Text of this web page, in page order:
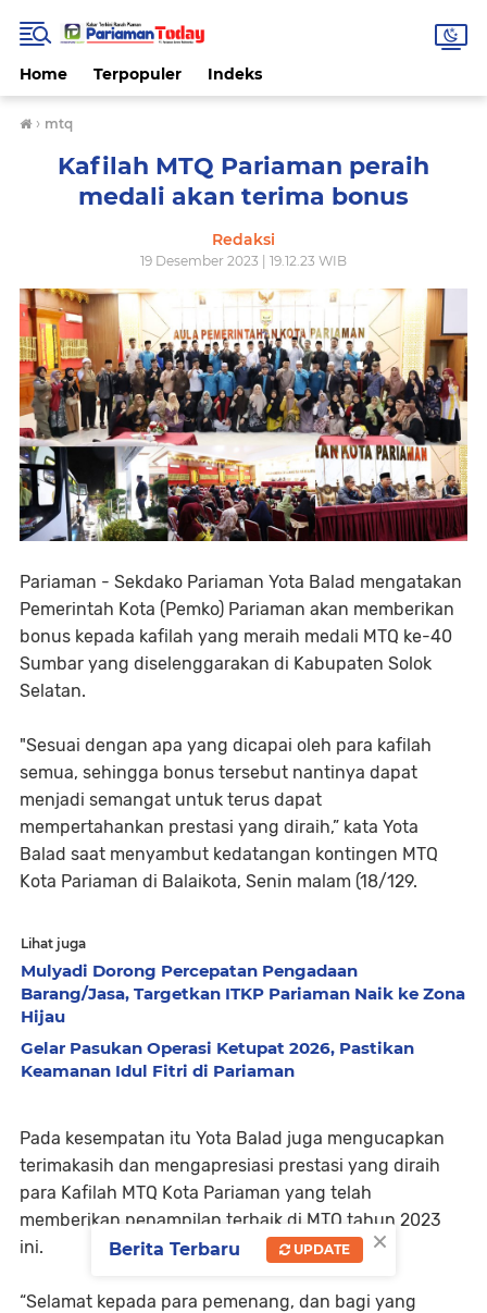
Home Terpopuler Indeks
› mtq
Kafilah MTQ Pariaman peraih
medali akan terima bonus
Redaksi
19 Desember 2023 | 19.12.23 WIB
Pariaman - Sekdako Pariaman Yota Balad mengatakan
Pemerintah Kota (Pemko) Pariaman akan memberikan
bonus kepada kafilah yang meraih medali MTQ ke-40
Sumbar yang diselenggarakan di Kabupaten Solok
Selatan.
"Sesuai dengan apa yang dicapai oleh para kafilah
semua, sehingga bonus tersebut nantinya dapat
menjadi semangat untuk terus dapat
mempertahankan prestasi yang diraih,” kata Yota
Balad saat menyambut kedatangan kontingen MTQ
Kota Pariaman di Balaikota, Senin malam (18/129.
Lihat juga
Mulyadi Dorong Percepatan Pengadaan
Barang/Jasa, Targetkan ITKP Pariaman Naik ke Zona
Hijau
Gelar Pasukan Operasi Ketupat 2026, Pastikan
Keamanan Idul Fitri di Pariaman
Pada kesempatan itu Yota Balad juga mengucapkan
terimakasih dan mengapresiasi prestasi yang diraih
para Kafilah MTQ Kota Pariaman yang telah
memberikan penampilan terbaik di MTQ tahun 2023
ini.
“Selamat kepada para pemenang, dan bagi yang
×
Berita Terbaru UPDATE